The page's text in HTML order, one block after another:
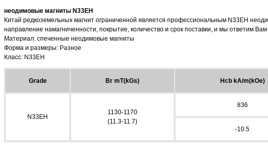
неодимовые магниты N33EH
Китай редкоземельных магнит ограниченной является профессиональным N33EH
направление намагниченности, покрытие, количество и срок поставки, и мы ответим
Материал: спеченные неодимовые магниты
Форма и размеры: Разное
Класс: N33EH
Grade Br mT(kGs) Hcb kA/m(kOe)
N33EH
1130-1170
(11.3-11.7)
836
-10.5